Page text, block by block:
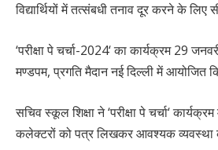
विद्यार्थियों में तत्संबधी तनाव दूर करने के लिए
‘परीक्षा पे चर्चा-2024‘ का कार्यक्रम 29
मण्डपम, प्रगति मैदान नई दिल्ली में आयोजित
सचिव स्कूल शिक्षा ने ‘परीक्षा पे चर्चा‘
कलेक्टरों को पत्र लिखकर आवश्यक व्यवस्था